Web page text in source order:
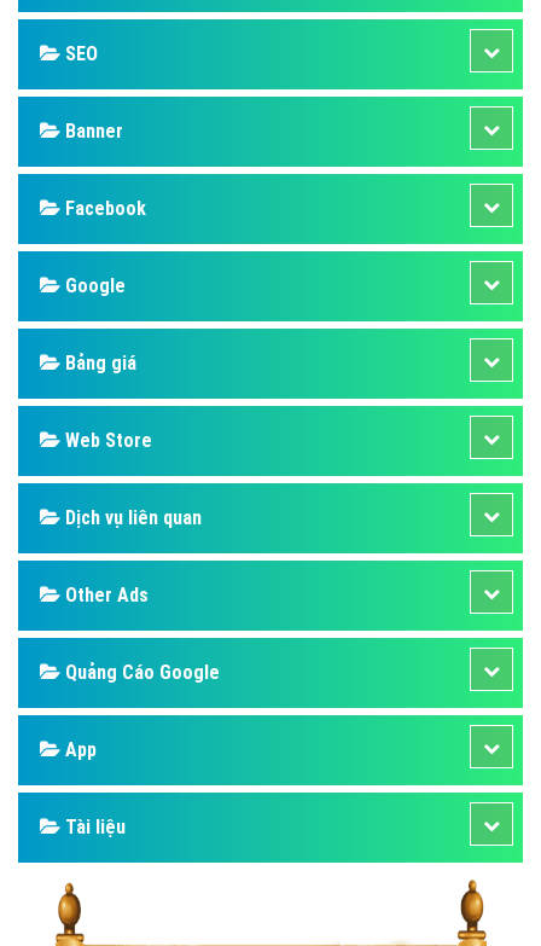
SEO
Banner
Facebook
Google
Bảng giá
Web Store
Dịch vụ liên quan
Other Ads
Quảng Cáo Google
App
Tài liệu